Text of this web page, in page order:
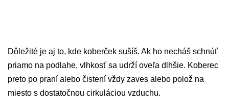
Dôležité je aj to, kde koberček sušíš. Ak ho necháš schnúť
priamo na podlahe, vlhkosť sa udrží oveľa dlhšie. Koberec
preto po praní alebo čistení vždy zaves alebo polož na
miesto s dostatočnou cirkuláciou vzduchu.